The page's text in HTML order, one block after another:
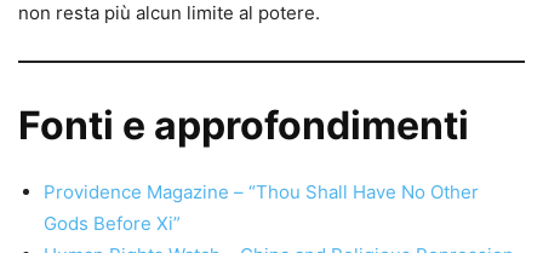
non resta più alcun limite al potere.
Fonti e approfondimenti
Providence Magazine – “Thou Shall Have No Other
Gods Before Xi”